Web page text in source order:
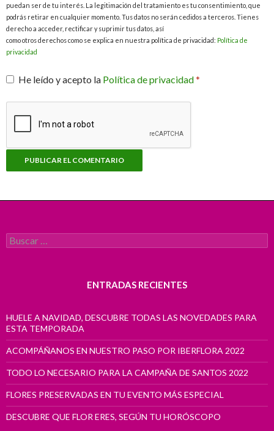
puedan ser de tu interés. La legitimación del tratamiento es tu consentimiento, que
podrás retirar en cualquier momento. Tus datos no serán cedidos a terceros. Tienes
derecho a acceder, rectificar y suprimir tus datos, así
como otros derechos como se explica en nuestra política de privacidad: Política de
privacidad
He leído y acepto la Política de privacidad*
Buscar:
ENTRADAS RECIENTES
HUELE A NAVIDAD, DESCUBRE TODAS LAS NOVEDADES PARA
ESTA TEMPORADA
ACOMPÁÑANOS EN NUESTRO PASO POR IBERFLORA 2022
TODO LO NECESARIO PARA LA CAMPAÑA DE SANTOS 2022
FLORES PRESERVADAS EN TU EVENTO MÁS ESPECIAL
DESCUBRE QUE FLOR ERES, SEGÚN TU HORÓSCOPO